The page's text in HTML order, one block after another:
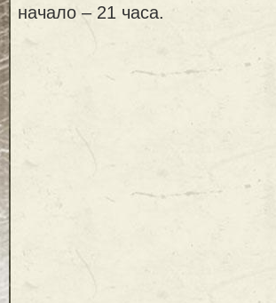
начало – 21 часа.